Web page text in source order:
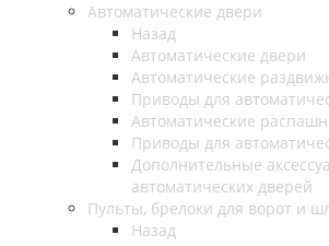
Автоматические двери
Назад
Автоматические двери
Автоматические
Приводы для
Автоматические
Приводы для
Дополнительные
автоматических дверей
Пульты, брелоки для ворот и
Назад